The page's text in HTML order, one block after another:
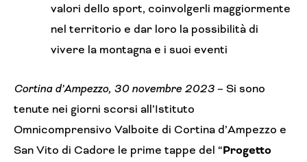
valori dello sport, coinvolgerli maggiormente
nel territorio e dar loro la possibilità di
vivere la montagna e i suoi eventi
Cortina d’Ampezzo, 30 novembre 2023– Si sono
tenute nei giorni scorsi all’Istituto
Omnicomprensivo Valboite di Cortina d’Ampezzo e
San Vito di Cadore le prime tappe del “Progetto